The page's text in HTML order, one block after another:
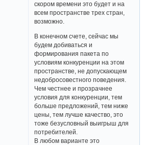
скором времени это будет и на
всем пространстве трех стран,
возможно.
В конечном счете, сейчас мы
будем добиваться и
формирования пакета по
условиям конкуренции на этом
пространстве, не допускающем
недобросовестного поведения.
Чем честнее и прозрачнее
условия для конкуренции, тем
больше предложений, тем ниже
цены, тем лучше качество, это
тоже безусловный выигрыш для
потребителей.
В любом варианте это